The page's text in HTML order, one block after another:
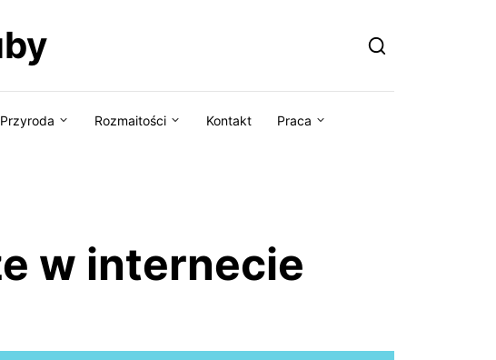
Przyroda Rozmaitości Kontakt Praca
w internecie